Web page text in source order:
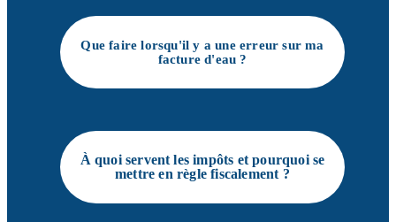
Que faire lorsqu'il y a une erreur sur ma
facture d'eau ?
À quoi servent les impôts et pourquoi se
mettre en règle fiscalement ?